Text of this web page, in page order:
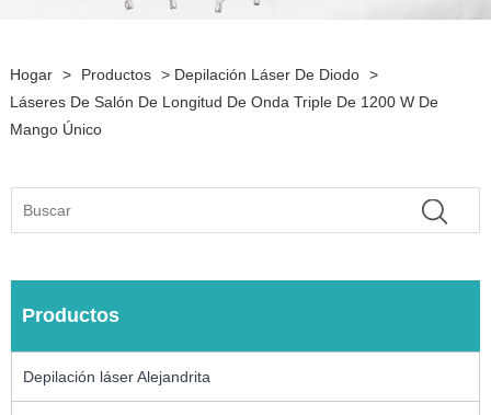
Hogar > Productos > Depilación Láser De Diodo >
Láseres De Salón De Longitud De Onda Triple De 1200 W De
Mango Único
Productos
Depilación láser Alejandrita